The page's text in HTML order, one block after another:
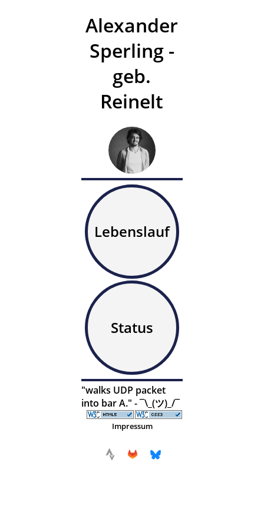
Alexander
Sperling -
geb.
Reinelt
Lebenslauf
Status
"walks UDP packet
into bar A." - ¯\_(ツ)_/¯
Impressum